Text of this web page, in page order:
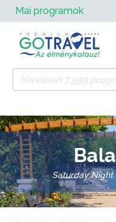
Mai programok
Saturday Night